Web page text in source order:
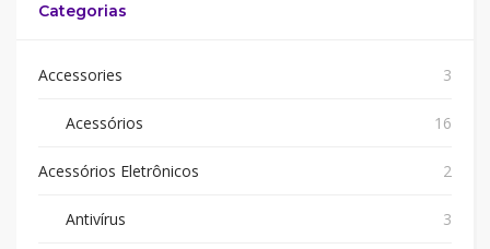
Categorias
Accessories 3
Acessórios 16
Acessórios Eletrônicos 2
Antivírus 3